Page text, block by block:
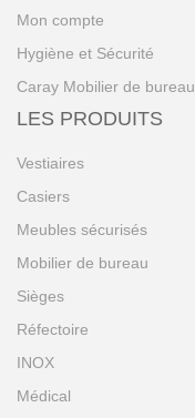
Mon compte
Hygiène et Sécurité
Caray Mobilier de bureau
LES PRODUITS
Vestiaires
Casiers
Meubles sécurisés
Mobilier de bureau
Sièges
Réfectoire
INOX
Médical